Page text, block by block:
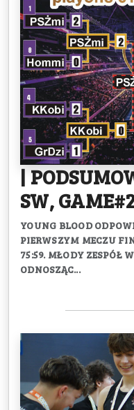
|
SW,
YOUNG BLOOD
PIERWSZYM MECZU
75:59. MŁODY ZESPÓŁ
ODNOSZĄC...